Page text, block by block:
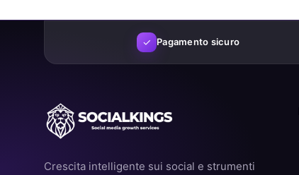
✓ Pagamento sicuro
Crescita intelligente sui social e strumenti